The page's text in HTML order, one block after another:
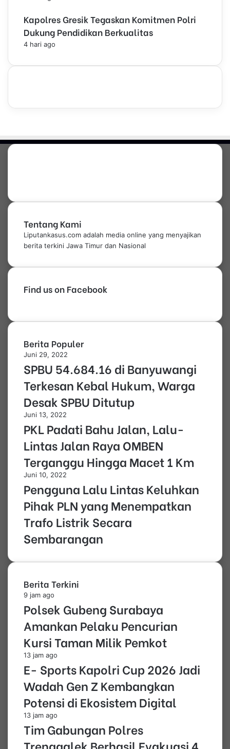
Kapolres Gresik Tegaskan Komitmen Polri
Dukung Pendidikan Berkualitas
4 hari ago
Tentang Kami
Liputankasus.com adalah media online yang menyajikan
berita terkini Jawa Timur dan Nasional
Find us on Facebook
Berita Populer
Juni 29, 2022
SPBU 54.684.16 di Banyuwangi
Terkesan Kebal Hukum, Warga
Desak SPBU Ditutup
Juni 13, 2022
PKL Padati Bahu Jalan, Lalu-
Lintas Jalan Raya OMBEN
Terganggu Hingga Macet 1 Km
Juni 10, 2022
Pengguna Lalu Lintas Keluhkan
Pihak PLN yang Menempatkan
Trafo Listrik Secara
Sembarangan
Berita Terkini
9 jam ago
Polsek Gubeng Surabaya
Amankan Pelaku Pencurian
Kursi Taman Milik Pemkot
13 jam ago
E- Sports Kapolri Cup 2026 Jadi
Wadah Gen Z Kembangkan
Potensi di Ekosistem Digital
13 jam ago
Tim Gabungan Polres
Trenggalek Berhasil Evakuasi 4